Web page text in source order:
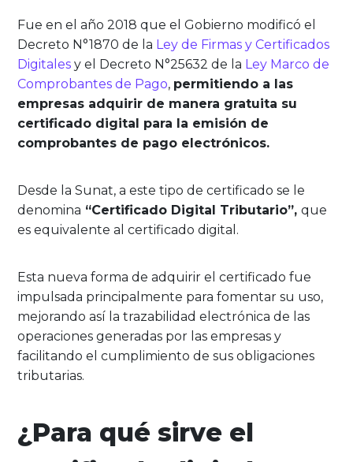
Fue en el año 2018 que el Gobierno modificó el
Decreto N°1870 de la Ley de Firmas y Certificados
Digitales y el Decreto N°25632 de la Ley Marco de
Comprobantes de Pago, permitiendo a las
empresas adquirir de manera gratuita su
certificado digital para la emisión de
comprobantes de pago electrónicos.
Desde la Sunat, a este tipo de certificado se le
denomina “Certificado Digital Tributario”,que
es equivalente al certificado digital.
Esta nueva forma de adquirir el certificado fue
impulsada principalmente para fomentar su uso,
mejorando así la trazabilidad electrónica de las
operaciones generadas por las empresas y
facilitando el cumplimiento de sus obligaciones
tributarias.
¿Para qué sirve el